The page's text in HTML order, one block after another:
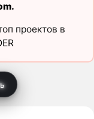
.
проектов в